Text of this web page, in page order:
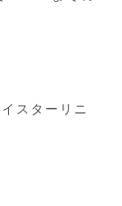
スターリニ